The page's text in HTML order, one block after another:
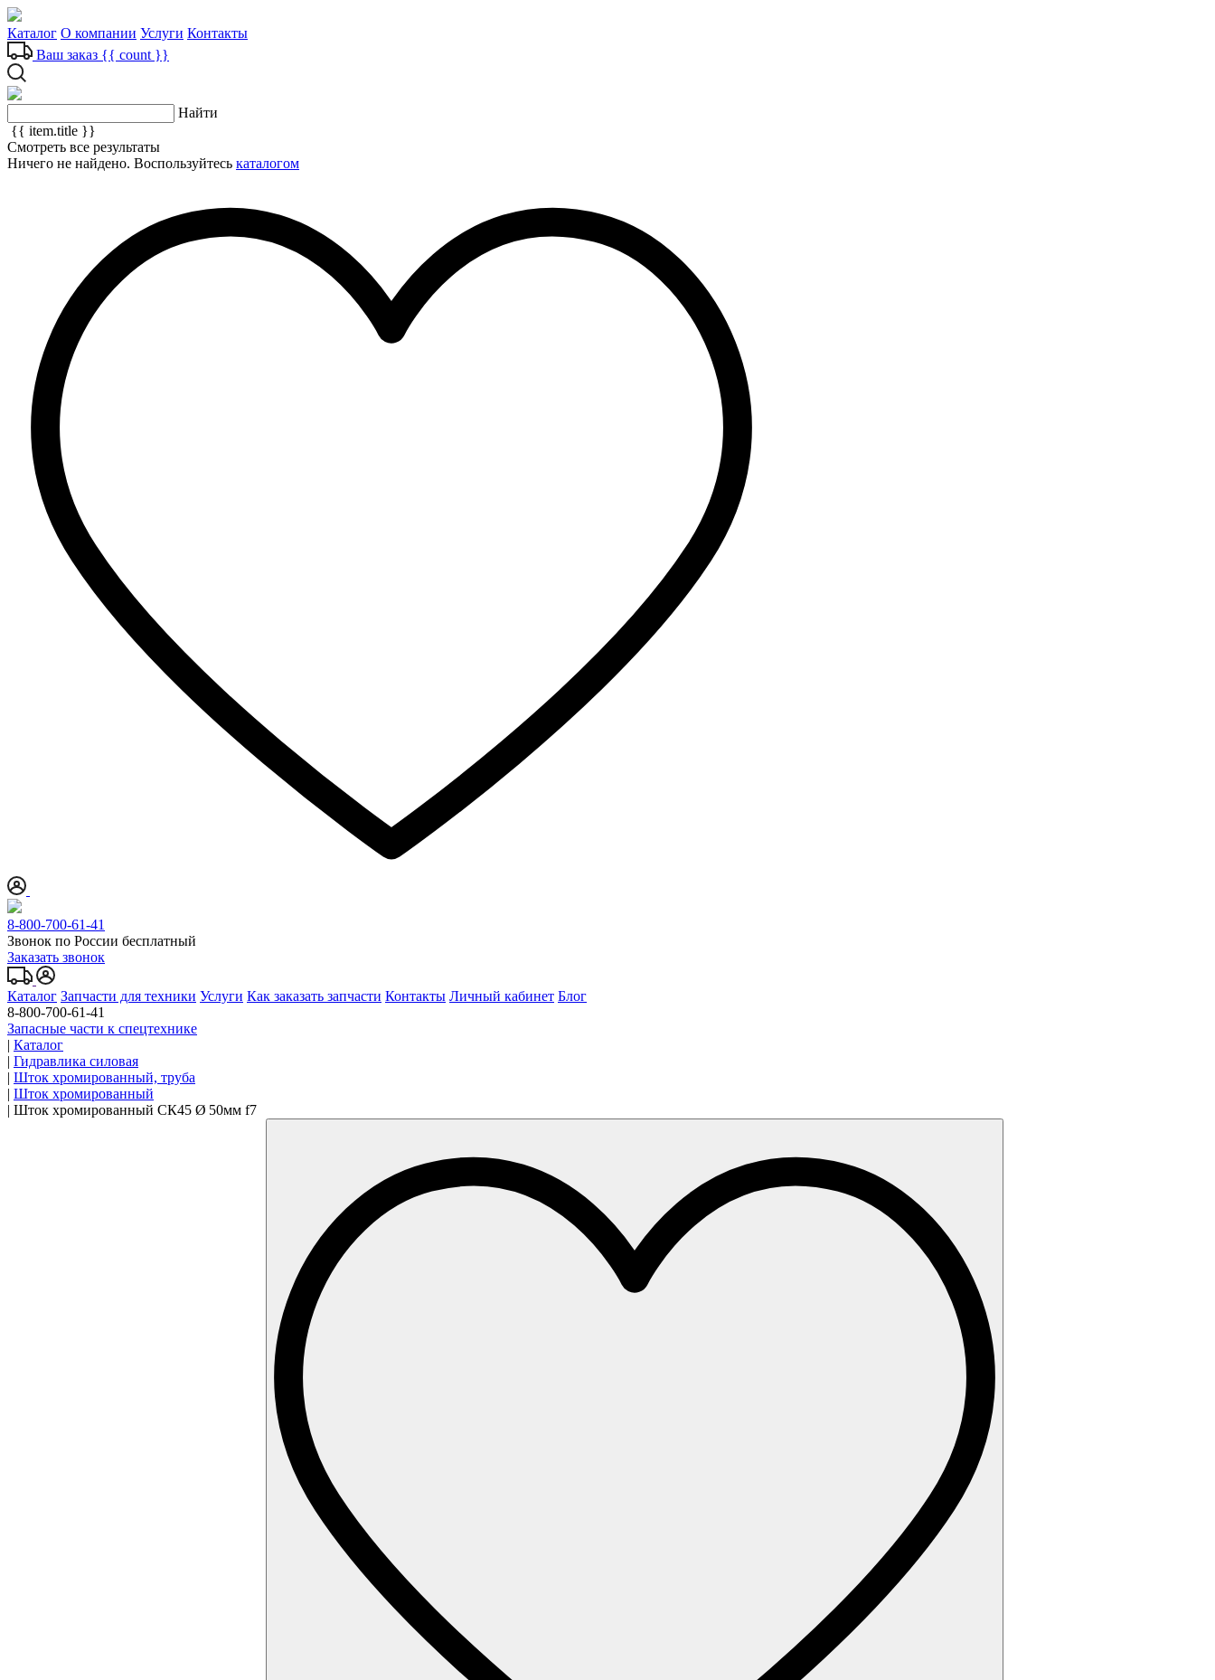
Каталог О компании Услуги Контакты
Ваш заказ {{ count }}
Найти
{{ item.title }}
Смотреть все результаты
Ничего не найдено. Воспользуйтесь каталогом
8-800-700-61-41
Звонок по России бесплатный
Заказать звонок
Каталог Запчасти для техники Услуги Как заказать запчасти Контакты Личный кабинет Блог
8-800-700-61-41
Запасные части к спецтехнике
| Каталог
| Гидравлика силовая
| Шток хромированный, труба
| Шток хромированный
| Шток хромированный СК45 Ø 50мм f7